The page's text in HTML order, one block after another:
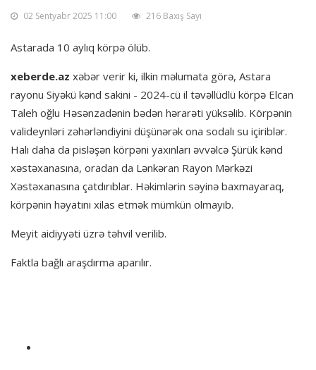
02 Sentyabr 2025 11:00 216 Baxış Sayı
Astarada 10 aylıq körpə ölüb.
xeberde.az xəbər verir ki, ilkin məlumata görə, Astara
rayonu Siyəkü kənd sakini - 2024-cü il təvəllüdlü körpə Elcan
Taleh oğlu Həsənzadənin bədən hərarəti yüksəlib. Körpənin
valideynləri zəhərləndiyini düşünərək ona sodalı su içiriblər.
Halı daha da pisləşən körpəni yaxınları əvvəlcə Şürük kənd
xəstəxanasına, oradan da Lənkəran Rayon Mərkəzi
Xəstəxanasına çatdırıblar. Həkimlərin səyinə baxmayaraq,
körpənin həyatını xilas etmək mümkün olmayıb.
Meyit aidiyyəti üzrə təhvil verilib.
Faktla bağlı araşdırma aparılır.